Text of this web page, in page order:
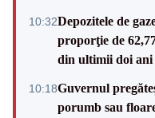
10:32Depozitele de
proporţie de
din ultimii doi ani
10:18Guvernul
porumb sau